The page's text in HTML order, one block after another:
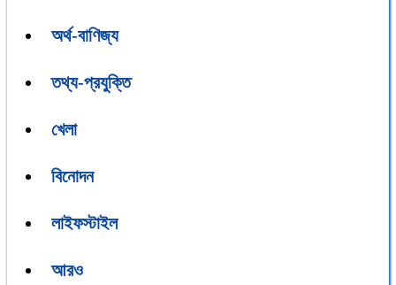
অর্থ-বাণিজ্য
তথ্য-প্রযুক্তি
খেলা
বিনোদন
লাইফস্টাইল
আরও